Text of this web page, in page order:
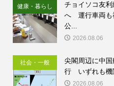
健康・暮らし
チョイソコ友
へ 運行車両も
公...
2026.08.06
社会・一般
尖閣周辺に中
行 いずれも機
2026.08.06